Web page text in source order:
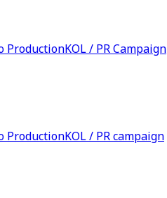
ProductionKOL / PR Campaign
ProductionKOL / PR campaign